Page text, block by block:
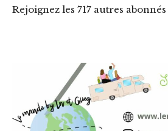
Rejoignez les 717 autres abonnés